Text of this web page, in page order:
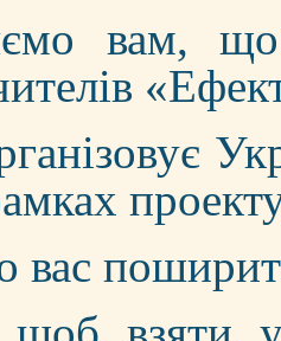
вам, що
вас